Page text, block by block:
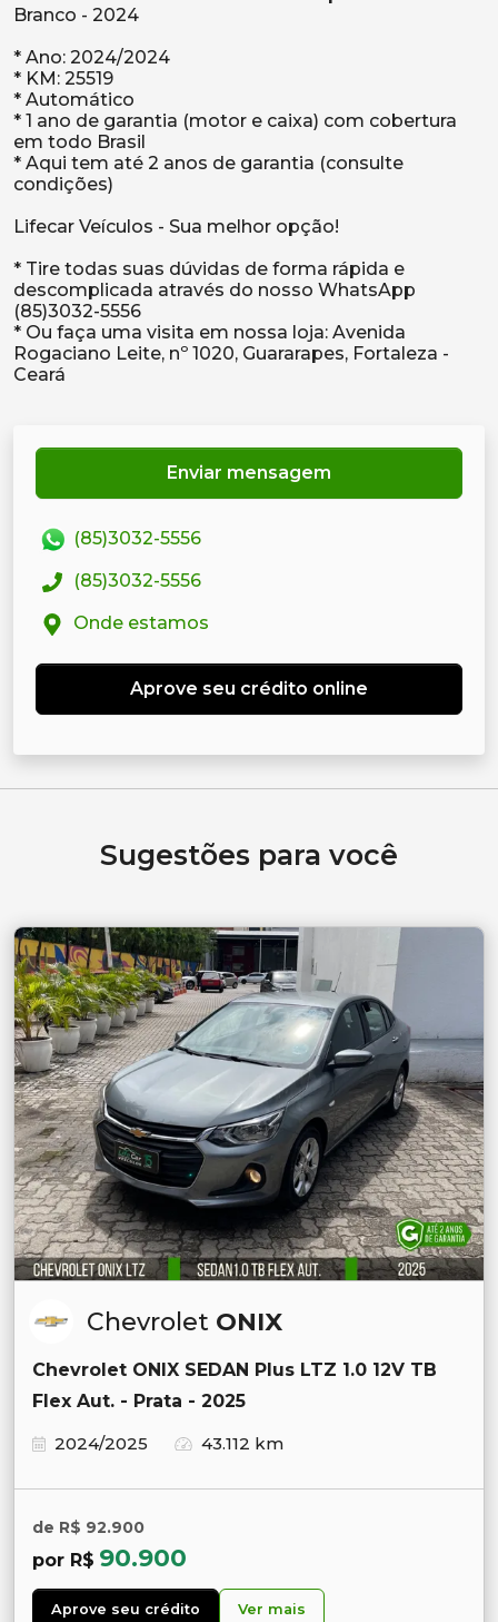
Branco - 2024
* Ano: 2024/2024
* KM: 25519
* Automático
* 1 ano de garantia (motor e caixa) com cobertura
em todo Brasil
* Aqui tem até 2 anos de garantia (consulte
condições)
Lifecar Veículos - Sua melhor opção!
* Tire todas suas dúvidas de forma rápida e
descomplicada através do nosso WhatsApp
(85)3032-5556
* Ou faça uma visita em nossa loja: Avenida
Rogaciano Leite, nº 1020, Guararapes, Fortaleza -
Enviar mensagem
(85)3032-5556
(85)3032-5556
Onde estamos
Aprove seu crédito online
Sugestões para você
Chevrolet ONIX
Chevrolet ONIX SEDAN Plus LTZ 1.0 12V TB
Flex Aut. - Prata - 2025
2024/2025
43.112 km
de R$ 92.900
por R$ 90.900
Aprove seu crédito Ver mais